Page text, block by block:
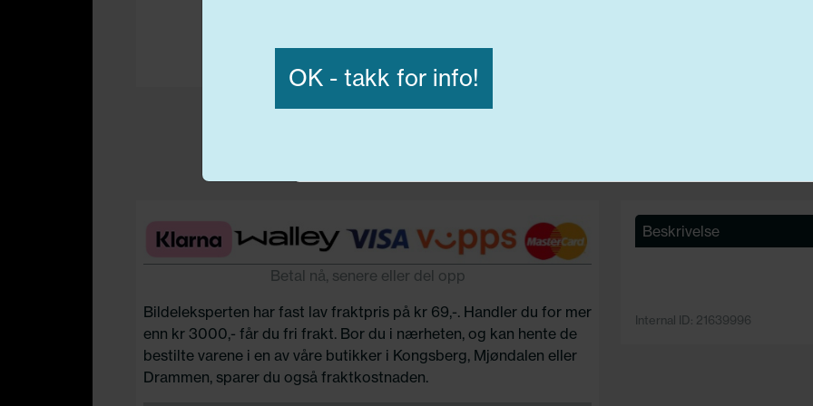
Betal nå, senere eller del opp
Bildeleksperten har fast lav fraktpris på kr 69,-. Handler du for mer
enn kr 3000,- får du fri frakt. Bor du i nærheten, og kan hente de
bestilte varene i en av våre butikker i Kongsberg, Mjøndalen eller
Drammen, sparer du også fraktkostnaden.
Beskrivelse
Internal ID: 21639996
OK - takk for info!